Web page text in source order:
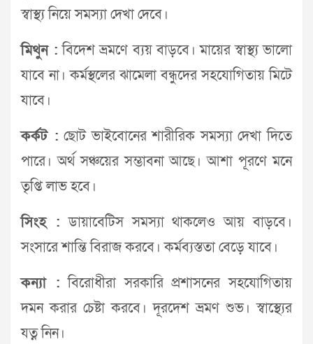
স্বাস্থ্য নিয়ে সমস্যা দেখা দেবে।
মিথুন : বিদেশ ভ্রমণে ব্যয় বাড়বে। মায়ের স্বাস্থ্য ভালো
যাবে না। কর্মস্থলের ঝামেলা বন্ধুদের সহযোগিতায় মিটে
যাবে।
কর্কট : ছোট ভাইবোনের শারীরিক সমস্যা দেখা দিতে
পারে। অর্থ সঞ্চয়ের সম্ভাবনা আছে। আশা পূরণে মনে
তৃপ্তি লাভ হবে।
সিংহ : ডায়াবেটিস সমস্যা থাকলেও আয় বাড়বে।
সংসারে শান্তি বিরাজ করবে। কর্মব্যস্ততা বেড়ে যাবে।
কন্যা : বিরোধীরা সরকারি প্রশাসনের সহযোগিতায়
দমন করার চেষ্টা করবে। দূরদেশ ভ্রমণ শুভ। স্বাস্থ্যের
যত্ন নিন।